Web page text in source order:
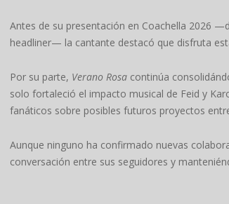
Antes de su presentación en Coachella 2026
headliner— la cantante destacó que disfruta
Por su parte, Verano Rosa continúa
solo fortaleció el impacto musical de Feid y
fanáticos sobre posibles futuros proyectos
Aunque ninguno ha confirmado nuevas
conversación entre sus seguidores y